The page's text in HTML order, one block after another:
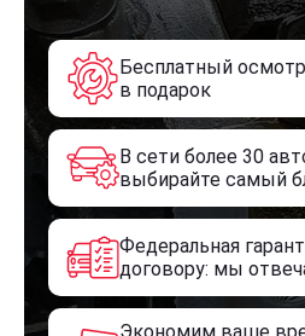
Бесплатный
в подарок
В сети более 30
выбирайте самый
Федеральная
договору: мы